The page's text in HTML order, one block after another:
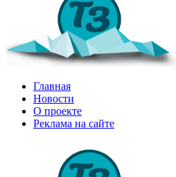
Главная
Новости
О проекте
Реклама на сайте